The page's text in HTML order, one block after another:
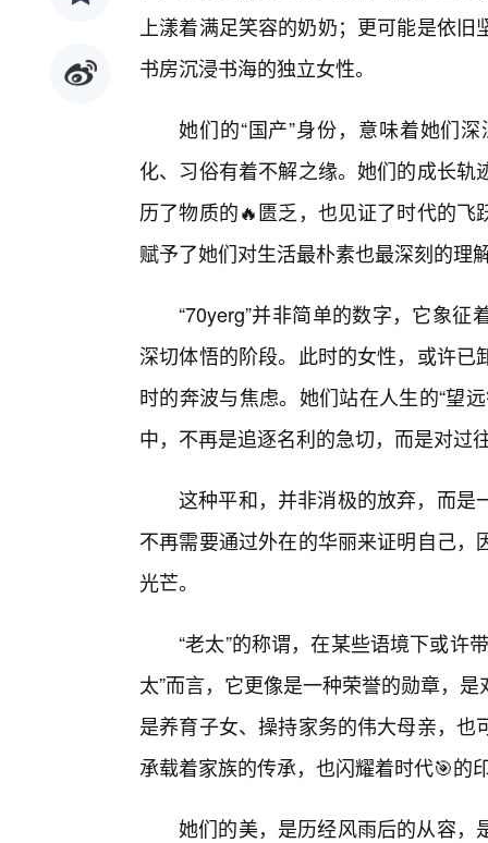
上漾着满足笑容的奶奶；更可能是依
书房沉浸书海的独立女性。
她们的“国产”身份，意味着她们
化、习俗有着不解之缘。她们的成长
历了物质的🔥匮乏，也见证了时代的
赋予了她们对生活最朴素也最深刻的理
“70yerg”并非简单的数字，它象
深切体悟的阶段。此时的女性，或许
时的奔波与焦虑。她们站在人生的“望
中，不再是追逐名利的急切，而是对过
这种平和，并非消极的放弃，而是
不再需要通过外在的华丽来证明自己
光芒。
“老太”的称谓，在某些语境下或许
太”而言，它更像是一种荣誉的勋章，
是养育子女、操持家务的伟大母亲，
承载着家族的传承，也闪耀着时代🎯的
她们的美，是历经风雨后的从容，